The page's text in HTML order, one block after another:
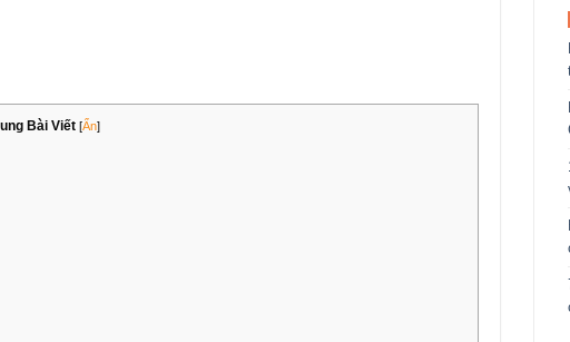
Bài Viết [Ẩn]